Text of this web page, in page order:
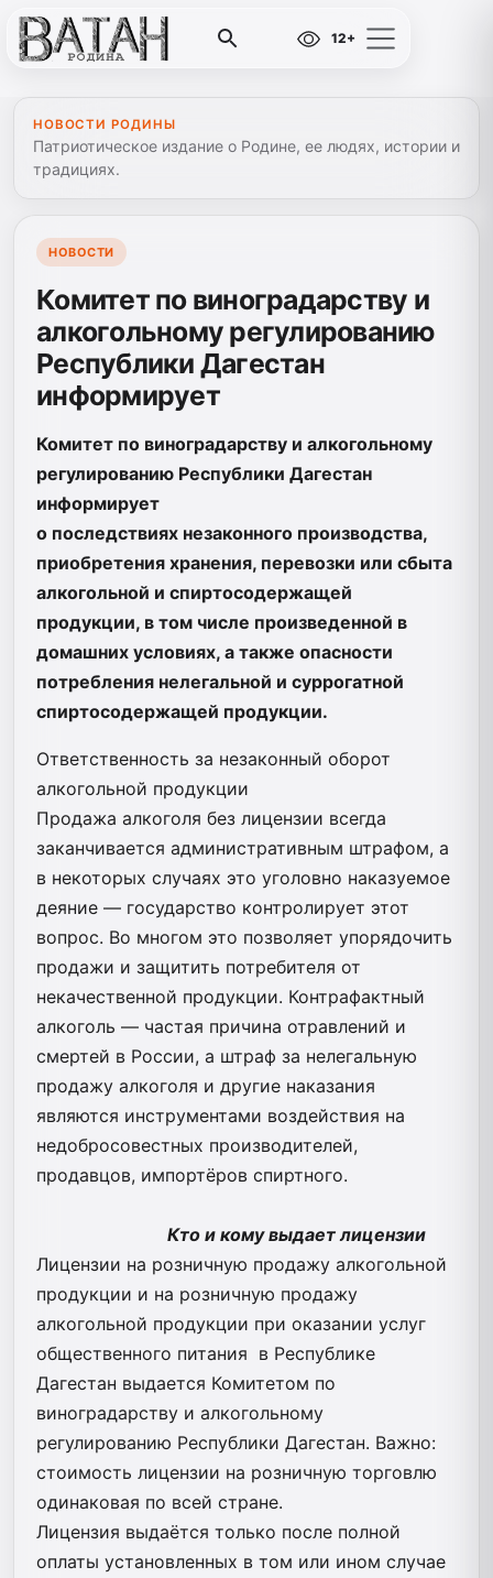
12+
НОВОСТИ РОДИНЫ
Патриотическое издание о Родине, ее людях, истории и
традициях.
НОВОСТИ
Комитет по виноградарству и
алкогольному регулированию
Республики Дагестан
информирует
Комитет по виноградарству и алкогольному
регулированию Республики Дагестан
информирует
о последствиях незаконного производства,
приобретения хранения, перевозки или сбыта
алкогольной и спиртосодержащей
продукции, в том числе произведенной в
домашних условиях, а также опасности
потребления нелегальной и суррогатной
спиртосодержащей продукции.
Ответственность за незаконный оборот
алкогольной продукции
Продажа алкоголя без лицензии всегда
заканчивается административным штрафом, а
в некоторых случаях это уголовно наказуемое
деяние — государство контролирует этот
вопрос. Во многом это позволяет упорядочить
продажи и защитить потребителя от
некачественной продукции. Контрафактный
алкоголь — частая причина отравлений и
смертей в России, а штраф за нелегальную
продажу алкоголя и другие наказания
являются инструментами воздействия на
недобросовестных производителей,
продавцов, импортёров спиртного.
Кто и кому выдает лицензии
Лицензии на розничную продажу алкогольной
продукции и на розничную продажу
алкогольной продукции при оказании услуг
общественного питания в Республике
Дагестан выдается Комитетом по
виноградарству и алкогольному
регулированию Республики Дагестан. Важно:
стоимость лицензии на розничную торговлю
одинаковая по всей стране.
Лицензия выдаётся только после полной
оплаты установленных в том или ином случае